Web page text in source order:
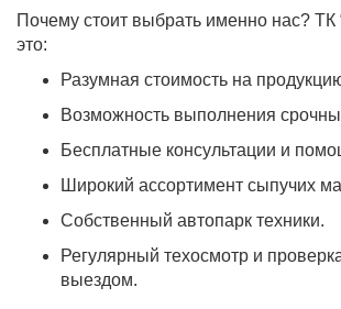
Почему стоит выбрать именно нас? ТК
это:
Разумная стоимость на
Возможность выполнения
Бесплатные консультации и
Широкий ассортимент сыпучих
Собственный автопарк техники.
Регулярный техосмотр и
выездом.